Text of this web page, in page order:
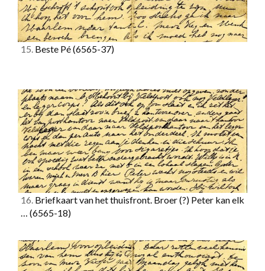
15. Beste Pé(6565-37)
16. Briefkaart van het thuisfront. Broer (?) Peter kan elk
… (6565-18)